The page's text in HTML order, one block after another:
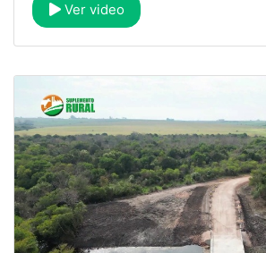
Ver video